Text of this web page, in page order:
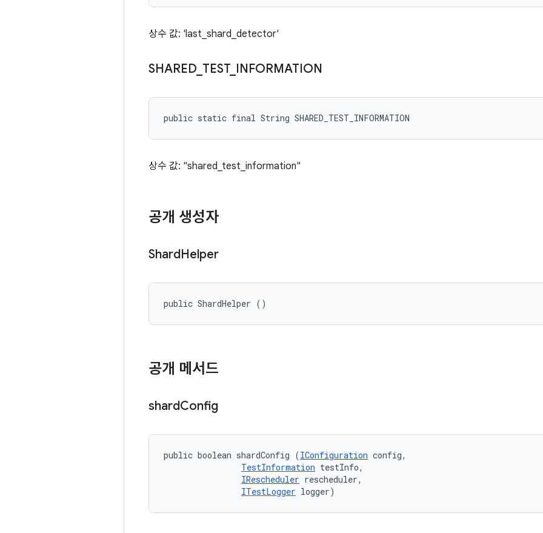
상수 값: 'last_shard_detector'
SHARED TEST_ INFORMATION
public static final String SHARED_TEST_INFORMATION
상수 값: "shared_test_information"
공개 생성자
ShardHelper
public ShardHelper ()
공개 메서드
shardConfig
public boolean shardConfig (IConfiguration config,
TestInformation testInfo,
IRescheduler rescheduler,
ITestLogger logger)